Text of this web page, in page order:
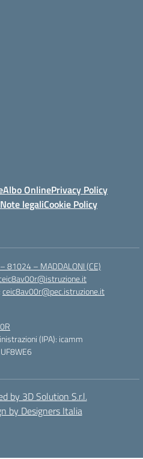
Albo OnlinePrivacy Policy
Note legaliCookie Policy
81024 – MADDALONI (CE)
ceic8av00r@pec.istruzione.it
(IPA): icamm
by 3D Solution S.r.l.
by Designers Italia